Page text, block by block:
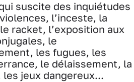
suscite des inquiétudes
l’inceste, la
racket, l’exposition aux
le
les fugues, les
le délaissement, la
jeux dangereux...